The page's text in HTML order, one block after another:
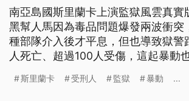
南亞島國斯里蘭卡上演監獄風雲真實
黑幫人馬因為毒品問題爆發兩波衝突
種部隊介入後才平息，但也導致獄警
人死亡、超過100人受傷，這起暴動
斯里蘭卡 受刑人 監獄 暴動 ...